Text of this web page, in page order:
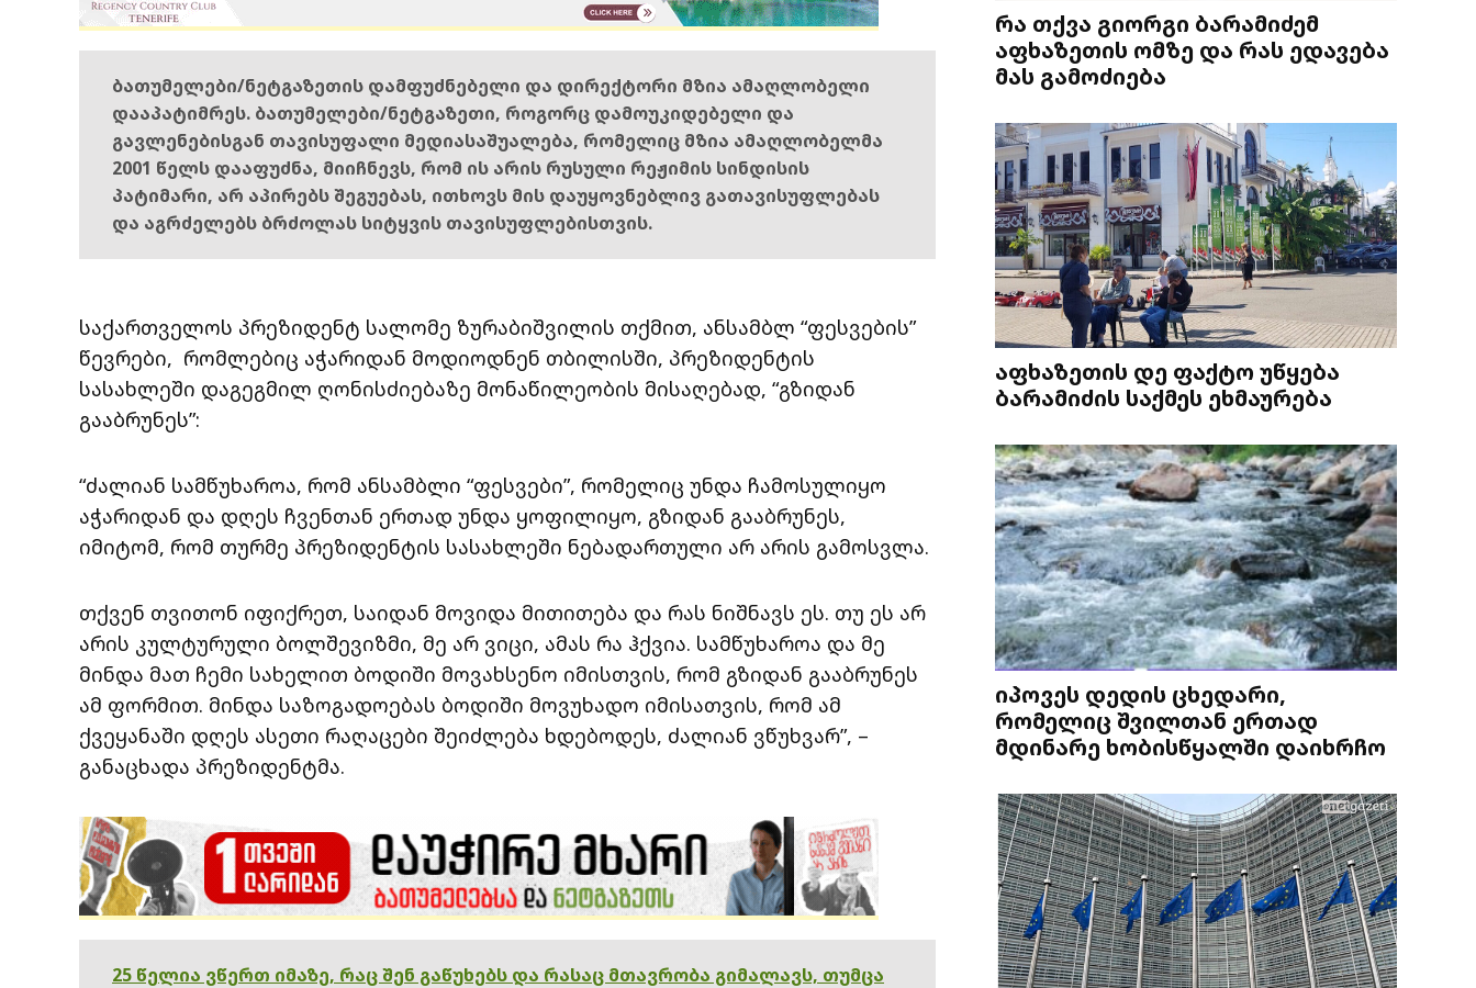
ბათუმელები/ნეტგაზეთის დამფუძნებელი და დირექტორი მზია ამაღლობელი
დააპატიმრეს. ბათუმელები/ნეტგაზეთი, როგორც დამოუკიდებელი და
გავლენებისგან თავისუფალი მედიასაშუალება, რომელიც მზია ამაღლობელმა
2001 წელს დააფუძნა, მიიჩნევს, რომ ის არის რუსული რეჟიმის სინდისის
პატიმარი, არ აპირებს შეგუებას, ითხოვს მის დაუყოვნებლივ გათავისუფლებას
და აგრძელებს ბრძოლას სიტყვის თავისუფლებისთვის.
საქართველოს პრეზიდენტ სალომე ზურაბიშვილის თქმით, ანსამბლ “ფესვების”
წევრები, რომლებიც აჭარიდან მოდიოდნენ თბილისში, პრეზიდენტის
სასახლეში დაგეგმილ ღონისძიებაზე მონაწილეობის მისაღებად, “გზიდან
გააბრუნეს”:
“ძალიან სამწუხაროა, რომ ანსამბლი “ფესვები”, რომელიც უნდა ჩამოსულიყო
აჭარიდან და დღეს ჩვენთან ერთად უნდა ყოფილიყო, გზიდან გააბრუნეს,
იმიტომ, რომ თურმე პრეზიდენტის სასახლეში ნებადართული არ არის გამოსვლა.
თქვენ თვითონ იფიქრეთ, საიდან მოვიდა მითითება და რას ნიშნავს ეს. თუ ეს არ
არის კულტურული ბოლშევიზმი, მე არ ვიცი, ამას რა ჰქვია. სამწუხაროა და მე
მინდა მათ ჩემი სახელით ბოდიში მოვახსენო იმისთვის, რომ გზიდან გააბრუნეს
ამ ფორმით. მინდა საზოგადოებას ბოდიში მოვუხადო იმისათვის, რომ ამ
ქვეყანაში დღეს ასეთი რაღაცები შეიძლება ხდებოდეს, ძალიან ვწუხვარ”, –
განაცხადა პრეზიდენტმა.
25 წელია ვწერთ იმაზე, რაც შენ გაწუხებს და რასაც მთავრობა გიმალავს, თუმცა
რა თქვა გიორგი ბარამიძემ
აფხაზეთის ომზე და რას ედავება
მას გამოძიება
აფხაზეთის დე ფაქტო უწყება
ბარამიძის საქმეს ეხმაურება
იპოვეს დედის ცხედარი,
რომელიც შვილთან ერთად
მდინარე ხობისწყალში დაიხრჩო